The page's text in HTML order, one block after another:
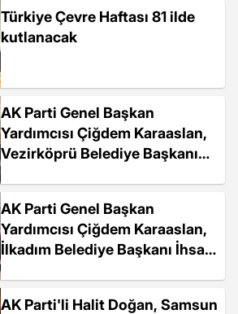
Türkiye Çevre Haftası 81 ilde
kutlanacak
AK Parti Genel Başkan
Yardımcısı Çiğdem Karaaslan,
Vezirköprü Belediye Başkanı
AK Parti Genel Başkan
Yardımcısı Çiğdem Karaaslan,
İlkadım Belediye Başkanı İhsan
AK Parti'li Halit Doğan, Samsun